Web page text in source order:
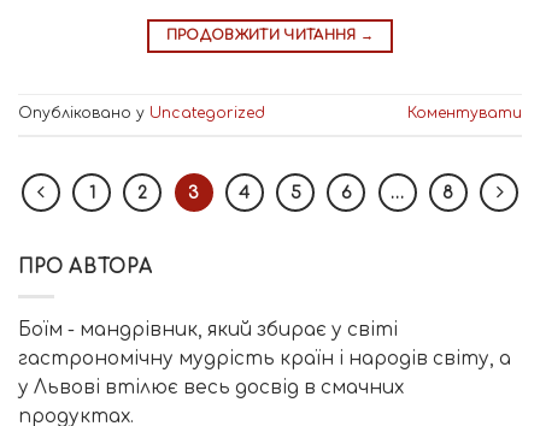
ПРОДОВЖИТИ ЧИТАННЯ →
Опубліковано у Uncategorized Коментувати
1 2 3 4 5 6 … 8
ПРО АВТОРА
Боїм - мандрівник, який збирає у світі
гастрономічну мудрість країн і народів світу, а
у Львові втілює весь досвід в смачних
продуктах.